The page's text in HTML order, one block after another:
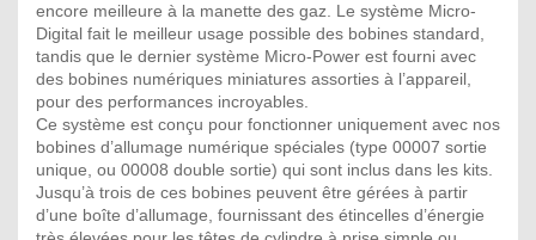
encore meilleure à la manette des gaz. Le système Micro-
Digital fait le meilleur usage possible des bobines standard,
tandis que le dernier système Micro-Power est fourni avec
des bobines numériques miniatures assorties à l’appareil,
pour des performances incroyables.
Ce système est conçu pour fonctionner uniquement avec nos
bobines d’allumage numérique spéciales (type 00007 sortie
unique, ou 00008 double sortie) qui sont inclus dans les kits.
Jusqu’à trois de ces bobines peuvent être gérées à partir
d’une boîte d’allumage, fournissant des étincelles d’énergie